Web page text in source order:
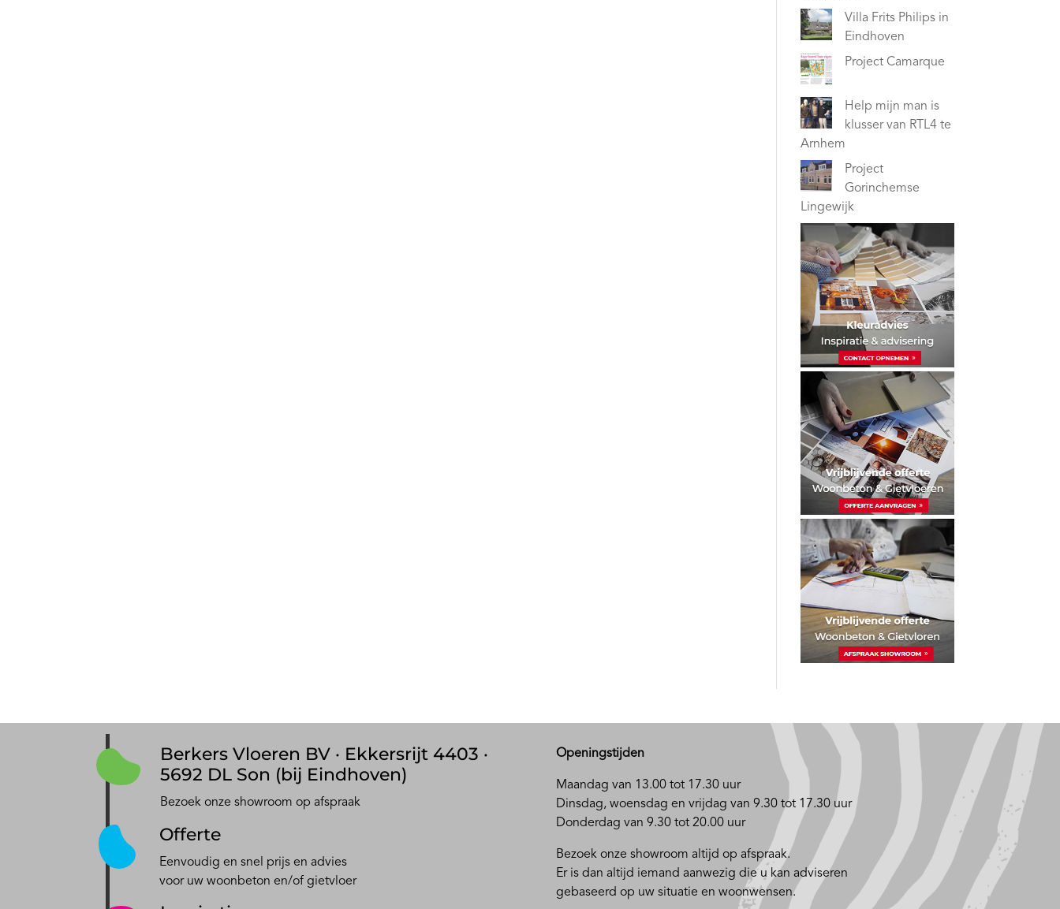
Villa Frits Philips in
Eindhoven
Project Camarque
Help mijn man is
klusser van RTL4 te
Arnhem
Project
Gorinchemse
Lingewijk
Berkers Vloeren BV · Ekkersrijt 4403 ·
5692 DL Son (bij Eindhoven)
Bezoek onze showroom op afspraak
Offerte
Eenvoudig en snel prijs en advies
voor uw woonbeton en/of gietvloer
Openingstijden
Maandag van 13.00 tot 17.30 uur
Dinsdag, woensdag en vrijdag van 9.30 tot 17.30 uur
Donderdag van 9.30 tot 20.00 uur
Bezoek onze showroom altijd op afspraak.
Er is dan altijd iemand aanwezig die u kan adviseren
gebaseerd op uw situatie en woonwensen.